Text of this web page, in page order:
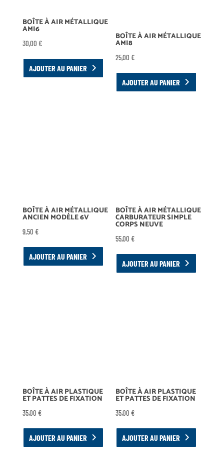
BOÎTE À AIR MÉTALLIQUE
AMI6
30,00 €
AJOUTER AU PANIER
BOÎTE À AIR MÉTALLIQUE
AMI8
25,00€
AJOUTER AU PANIER
BOÎTE À AIR MÉTALLIQUE
ANCIEN MODÈLE 6V
9,50 €
AJOUTER AU PANIER
BOÎTE À AIR MÉTALLIQUE
CARBURATEUR SIMPLE
CORPS NEUVE
55,00€
AJOUTER AU PANIER
BOÎTE À AIR PLASTIQUE
ET PATTES DE FIXATION
35,00 €
AJOUTER AU PANIER
BOÎTE À AIR PLASTIQUE
ET PATTES DE FIXATION
35,00€
AJOUTER AU PANIER